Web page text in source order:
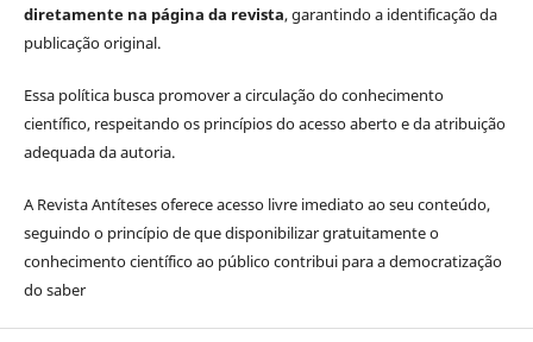
diretamente na página da revista, garantindo a identificação da
publicação original.
Essa política busca promover a circulação do conhecimento
científico, respeitando os princípios do acesso aberto e da atribuição
adequada da autoria.
A Revista Antíteses oferece acesso livre imediato ao seu conteúdo,
seguindo o princípio de que disponibilizar gratuitamente o
conhecimento científico ao público contribui para a democratização
do saber